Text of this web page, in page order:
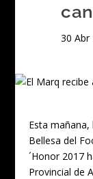
30 Abr
Esta
Bellesa del
´Honor 2017
Provincial de